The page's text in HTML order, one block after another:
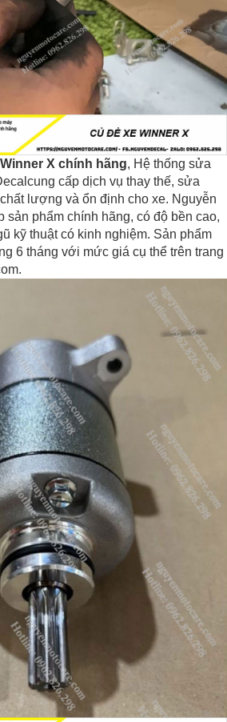
X chính hãng, Hệ thống sửa
cấp dịch vụ thay thế, sửa
lượng và ổn định cho xe. Nguyễn
sản phẩm chính hãng, có độ bền cao,
kỹ thuật có kinh nghiệm. Sản phẩm
6 tháng với mức giá cụ thể trên trang